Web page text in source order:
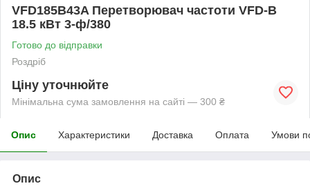
VFD185B43A Перетворювач частоти VFD-B
18.5 кВт 3-ф/380
Готово до відправки
Роздріб
Ціну уточнюйте
Мінімальна сума замовлення на сайті — 300 ₴
Опис Характеристики Доставка Оплата Умови
Опис